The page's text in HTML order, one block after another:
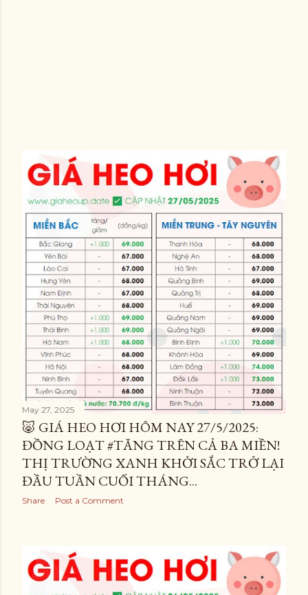
May 27, 2025
🐷 GIÁ HEO HƠI HÔM NAY 27/5/2025:
ĐỒNG LOẠT #TĂNG TRÊN CẢ BA MIỀN!
THỊ TRƯỜNG XANH KHỞI SẮC TRỞ LẠI
ĐẦU TUẦN CUỐI THÁNG...
Share Post a Comment